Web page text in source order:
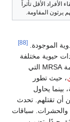
الأفراد الأقل تأثراً
يرثون المقاومة.
الموجودة.
[88]
حيوية مختلفة
من جرثومة MRSA التي
، حيث تطور
بينما يحاول
أن تقتلهم. تحدث
والحشرات. سباقات